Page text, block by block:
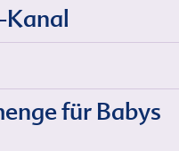
Kanal
für Babys